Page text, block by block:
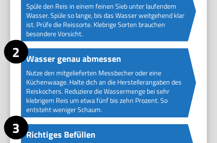
Spüle den Reis in einem feinen Sieb unter laufendem
Wasser. Spüle so lange, bis das Wasser weitgehend klar
ist. Prüfe die Reissorte. Klebrige Sorten brauchen
besondere Vorsicht.
Wasser genau abmessen
Nutze den mitgelieferten Messbecher oder eine
Küchenwaage. Halte dich an die Herstellerangaben des
Reiskochers. Reduziere die Wassermenge bei sehr
klebrigem Reis um etwa fünf bis zehn Prozent. So
entsteht weniger Schaum.
Richtiges Befüllen